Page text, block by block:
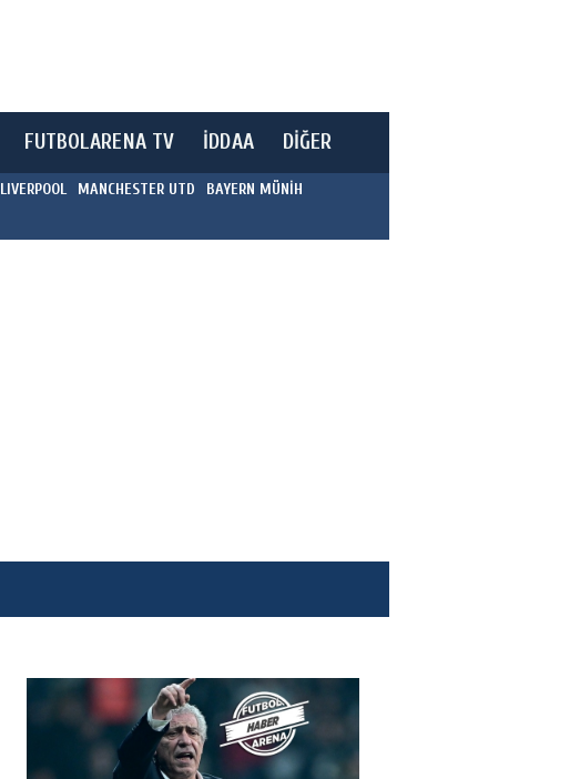
FUTBOLARENA TV İDDAA DİĞER
LIVERPOOL MANCHESTER UTD
BAYERN MÜNİH